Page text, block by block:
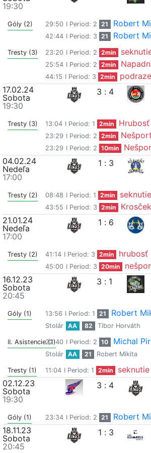
19:30
Góly (2) 29:50 I Period: 2 21 Robert
42:44 I Period: 3 21 Robert
Tresty (3) 23:20 I Period: 2 2min
25:54 I Period: 2 2min
44:15 I Period: 3 2min
17.02.24
Sobota
19:30
3 : 4
Tresty (3) 13:04 I Period: 1 2min Hrubosť
23:29 I Period: 2 2min
23:29 I Period: 2 10min
04.02.24
Nedeľa
17:00
1 : 3
Tresty (2) 08:48 I Period: 1 2min seknutie
43:55 I Period: 3 2min
Krosček
21.01.24
Nedeľa
17:00
1 : 6
Tresty (2) 41:14 I Period: 3 2min hrubosť
45:00 I Period: 3 20min
16.12.23
Sobota
20:45
3 : 1
Góly (1) 13:56 I Period: 1 21 Robert
Stolár
AA 82 Tibor Horváth
II. Asistencie (1)
22:40 I Period: 2 10 Michal
Stolár
AA 21 Robert Mikita
Tresty (1) 11:04 I Period: 1 2min
seknutie
02.12.23
Sobota
19:30
3 : 4
Góly (1) 23:34 I Period: 2 21
Robert
18.11.23
Sobota
20:45
1 : 3